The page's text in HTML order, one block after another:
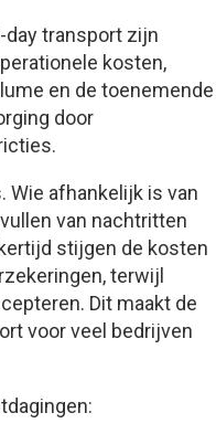
day transport zijn
kosten,
en de toenemende
door
Wie afhankelijk is van
van nachtritten
stijgen de kosten
terwijl
Dit maakt de
voor veel bedrijven